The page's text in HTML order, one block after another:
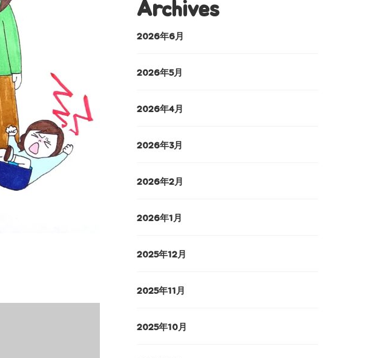
Archives
2026年6月
2026年5月
2026年4月
2026年3月
2026年2月
2026年1月
2025年12月
2025年11月
2025年10月